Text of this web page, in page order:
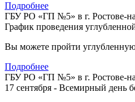
Подробнее
ГБУ РО «ГП №5» в г. Ростове-
График проведения
Вы можете пройти углубленную
Подробнее
ГБУ РО «ГП №5» в г. Ростове-
17 сентября - Всемирный день